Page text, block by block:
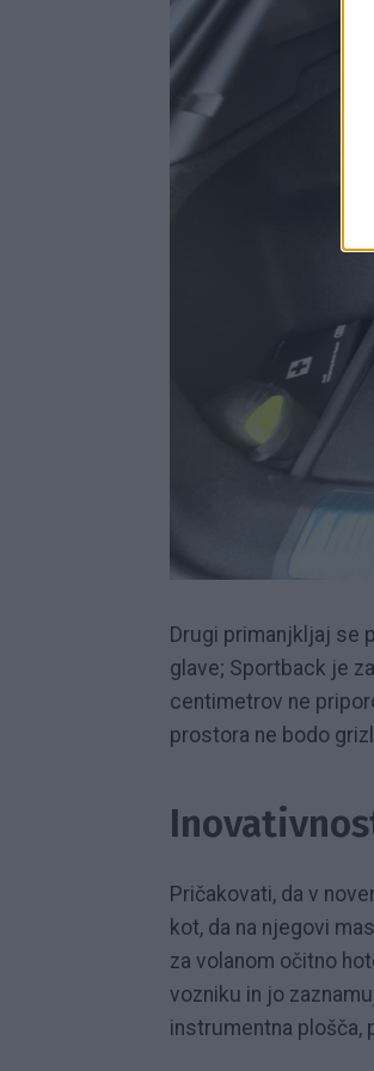
Drugi primanjkljaj se
glave; Sportback je
centimetrov ne
prostora ne bodo
Pričakovati, da v
kot, da na njegovi
za volanom očitno
vozniku in jo
instrumentna plošča,